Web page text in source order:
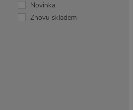
Muubs
Novinka
Znovu skladem